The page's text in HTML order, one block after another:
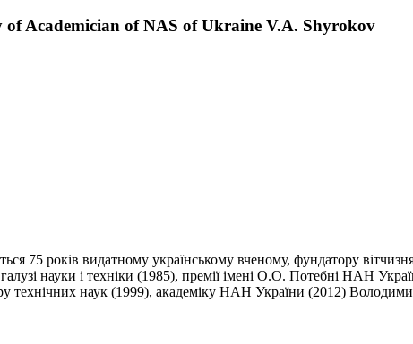
of Academician of NAS of Ukraine V.A. Shyrokov
75 років видатному українському вченому, фундатору
науки і техніки (1985), премії імені О.О. Потебні НАН
технічних наук (1999), академіку НАН України (2012)